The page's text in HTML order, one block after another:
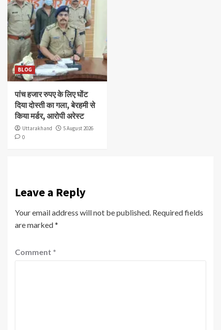
BLOG
पांच हजार रुपए के लिए घोंट
दिया दोस्ती का गला, बेरहमी से
किया मर्डर, आरोपी अरेस्ट
Uttarakhand
5 August 2026
0
Leave a Reply
Your email address will not be published. Required fields
are marked*
Comment *